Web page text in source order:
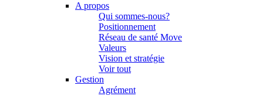
A propos
Qui sommes-nous?
Positionnement
Réseau de santé Move
Valeurs
Vision et stratégie
Voir tout
Gestion
Agrément